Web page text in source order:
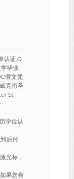
认证,Q
毕业
假文凭
克南圣
St
学位认
后付
光标，
果您有